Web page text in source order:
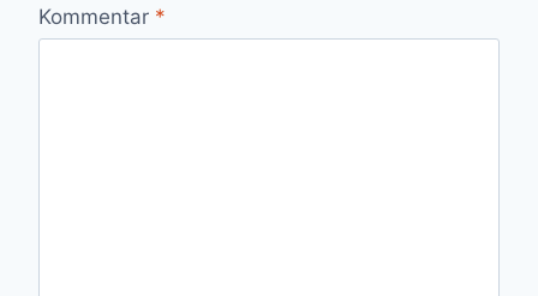
Kommentar *